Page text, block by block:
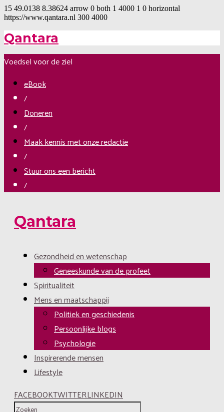
15 49.0138 8.38624 arrow 0 both 1 4000 1 0 horizontal
https://www.qantara.nl 300 4000
Qantara
Voedsel voor de ziel
eBook
/
Doneren
/
Maak kennis met onze redactie
/
Stuur ons een bericht
/
Qantara
Gezondheid en wetenschap
Geneeskunde van de profeet
Spiritualiteit
Mens en maatschappij
Politiek en geschiedenis
Persoonlijke blogs
Psychologie
Inspirerende mensen
Lifestyle
FACEBOOKTWITTERLINKEDIN